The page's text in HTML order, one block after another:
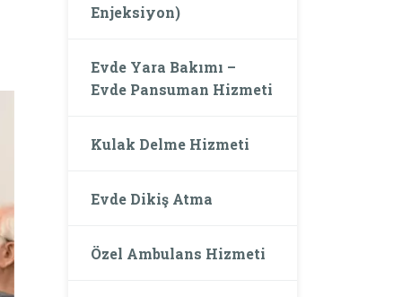
Enjeksiyon)
Evde Yara Bakımı –
Evde Pansuman Hizmeti
Kulak Delme Hizmeti
Evde Dikiş Atma
Özel Ambulans Hizmeti